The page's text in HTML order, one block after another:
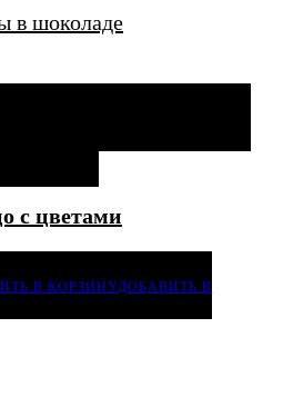
в шоколаде
с цветами
В КОРЗИНУДОБАВИТЬ В